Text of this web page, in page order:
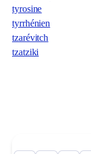
tyrosine
tyrrhénien
tzarévitch
tzatziki